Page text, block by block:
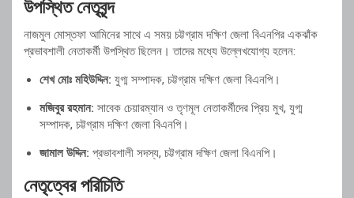
উপস্থিত নেতৃবৃন্দ
নাজমুল মোস্তফা আমিনের সাথে এ সময় চট্টগ্রাম দক্ষিণ জেলা বিএনপির একঝাঁক
প্রভাবশালী নেতাকর্মী উপস্থিত ছিলেন। তাদের মধ্যে উল্লেখযোগ্য হলেন:
শেখ মোঃ মহিউদ্দিন: যুগ্ম সম্পাদক, চট্টগ্রাম দক্ষিণ জেলা বিএনপি।
মজিবুর রহমান: সাবেক চেয়ারম্যান ও তৃণমূল নেতাকর্মীদের প্রিয় মুখ, যুগ্ম
সম্পাদক, চট্টগ্রাম দক্ষিণ জেলা বিএনপি।
জামাল উদ্দিন: প্রভাবশালী সদস্য, চট্টগ্রাম দক্ষিণ জেলা বিএনপি।
নেতৃত্বের পরিচিতি